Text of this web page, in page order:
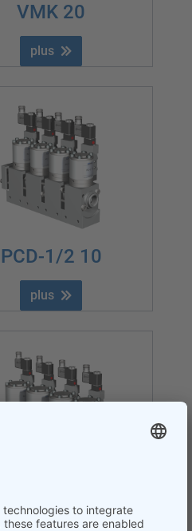
VMK 20
plus
PCD-1/2 10
plus
PCS-1/2 15